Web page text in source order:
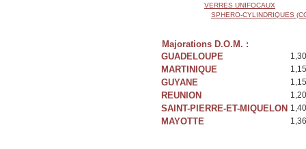
VERRES UNIFOCAUX
SPHERO-CYLINDRIQUES
Majorations D.O.M. :
GUADELOUPE
MARTINIQUE
GUYANE
REUNION
SAINT-PIERRE-ET-MIQUELON
MAYOTTE